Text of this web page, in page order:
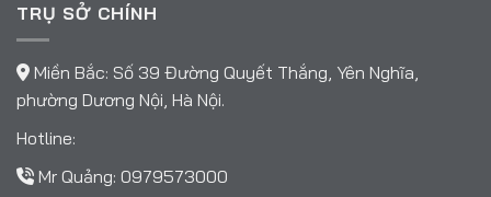
TRỤ SỞ CHÍNH
Miền Bắc: Số 39 Đường Quyết Thắng, Yên Nghĩa,
phường Dương Nội, Hà Nội.
Hotline:
Mr Quảng: 0979573000